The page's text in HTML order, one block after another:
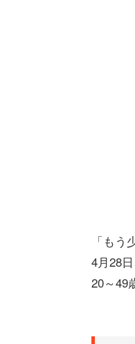
「も
4月28日
20～49